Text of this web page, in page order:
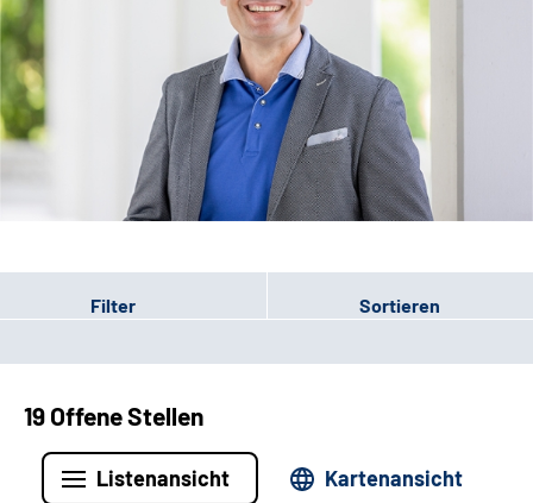
Filter Sortieren
19 Offene Stellen
Listenansicht Kartenansicht